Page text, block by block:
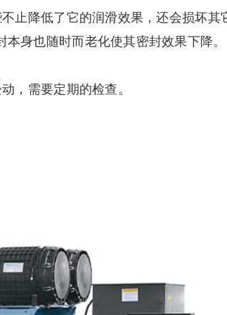
止降低了它的润滑效果，还会损坏其
身也随时而老化使其密封效果下降。
，需要定期的检查。